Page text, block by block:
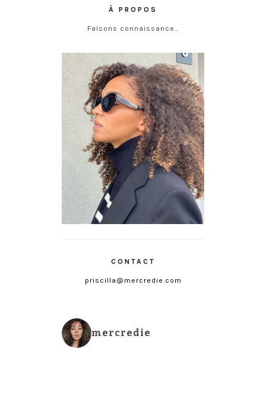
À PROPOS
Faisons connaissance…
CONTACT
priscilla@mercredie.com
mercredie